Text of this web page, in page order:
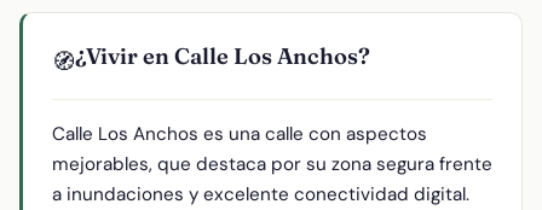
🧭¿Vivir en Calle Los Anchos?
Calle Los Anchos es una calle con aspectos
mejorables, que destaca por su zona segura frente
a inundaciones y excelente conectividad digital.